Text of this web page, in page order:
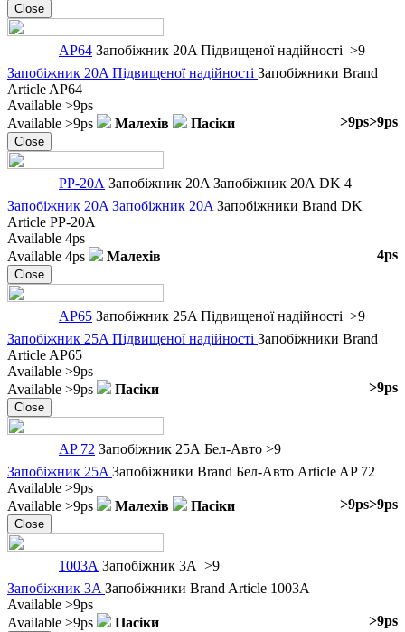
Close
AP64 Запобіжник 20A Підвищеної надійності >9
Запобіжник 20A Підвищеної надійності Запобіжники Brand
Article AP64
Available >9ps
Available >9ps Малехів >9ps
Пасіки >9ps
Close
PP-20A Запобіжник 20A Запобіжник 20A DK 4
Запобіжник 20A Запобіжник 20A Запобіжники Brand DK
Article PP-20A
Available 4ps
Available 4ps Малехів 4ps
Close
AP65 Запобіжник 25A Підвищеної надійності >9
Запобіжник 25A Підвищеної надійності Запобіжники Brand
Article AP65
Available >9ps
Available >9ps Пасіки >9ps
Close
AP 72 Запобіжник 25A Бел-Авто >9
Запобіжник 25A Запобіжники Brand Бел-Авто Article AP 72
Available >9ps
Available >9ps Малехів >9ps
Пасіки >9ps
Close
1003A Запобіжник 3A >9
Запобіжник 3A Запобіжники Brand Article 1003A
Available >9ps
Available >9ps Пасіки >9ps